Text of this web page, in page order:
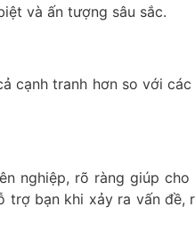
và ấn tượng sâu sắc.
cạnh tranh hơn so với
nghiệp, rõ ràng giúp
trợ bạn khi xảy ra vấn